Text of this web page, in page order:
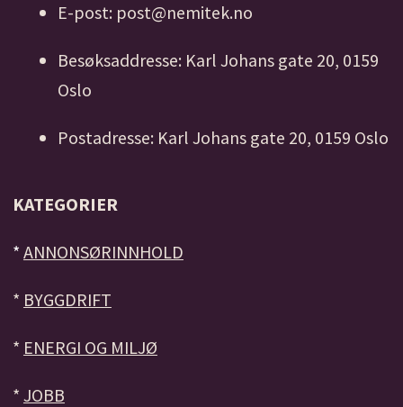
E-post: post@nemitek.no
Besøksaddresse: Karl Johans gate 20, 0159
Oslo
Postadresse: Karl Johans gate 20, 0159 Oslo
KATEGORIER
* ANNONSØRINNHOLD
* BYGGDRIFT
* ENERGI OG MILJØ
* JOBB